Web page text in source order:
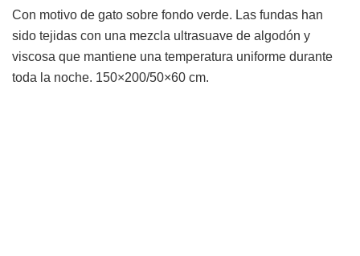
Con motivo de gato sobre fondo verde. Las fundas han
sido tejidas con una mezcla ultrasuave de algodón y
viscosa que mantiene una temperatura uniforme durante
toda la noche. 150×200/50×60 cm.